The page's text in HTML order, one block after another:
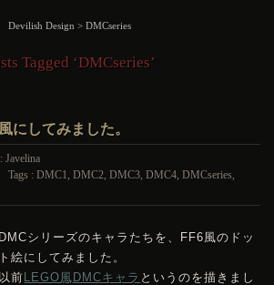
Devilish Design >DMCseries
Tagged ‘DMCseries’
にしてみました。
| Tags :DMC1,DMC2,DMC3,DMC4,DMCseries,
DMCシリーズのキャラたちを、FF6風のドッ
ト絵にしてみました。
以前 LEGO風 DMCキャラ というのを描きまし